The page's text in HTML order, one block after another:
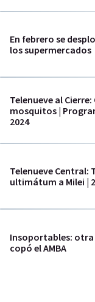
En febrero se
los supermercados
Telenueve al
mosquitos |
2024
Telenueve Central:
ultimátum a Milei |
Insoportables:
copó el AMBA